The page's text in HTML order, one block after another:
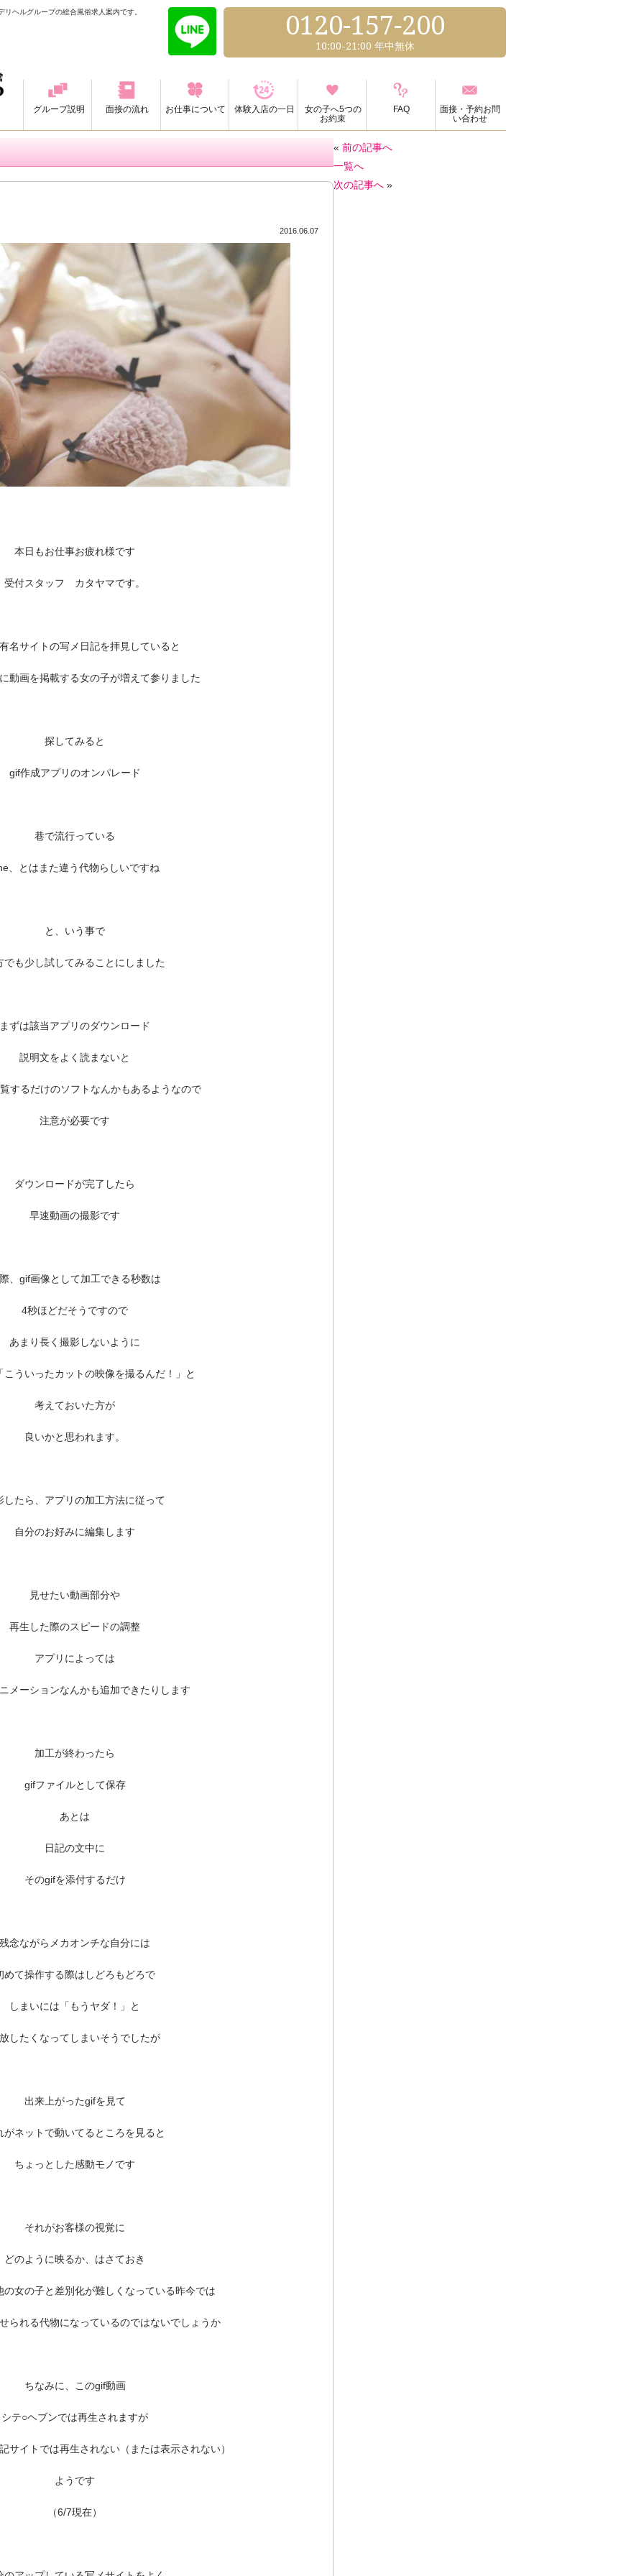
ヘルグループの総合風俗求人案内です。
グループ説明 面接の流れ お仕事について 体験入店の一日
女の子へ5つの
お約束
FAQ
面接・予約お問
い合わせ
0120-157-200
10:00-21:00 年中無休
2016.06.07
本日もお仕事お疲れ様です
受付スタッフ カタヤマです。
名サイトの写メ日記を拝見していると
動画を掲載する女の子が増えて参りました
探してみると
gif作成アプリのオンパレード
巷で流行っている
、とはまた違う代物らしいですね
と、いう事で
でも少し試してみることにしました
まずは該当アプリのダウンロード
説明文をよく読まないと
するだけのソフトなんかもあるようなので
注意が必要です
ダウンロードが完了したら
早速動画の撮影です
、gif画像として加工できる秒数は
4秒ほどだそうですので
あまり長く撮影しないように
こういったカットの映像を撮るんだ！」と
考えておいた方が
良いかと思われます。
したら、アプリの加工方法に従って
自分のお好みに編集します
見せたい動画部分や
再生した際のスピードの調整
アプリによっては
メーションなんかも追加できたりします
加工が終わったら
gifファイルとして保存
あとは
日記の文中に
そのgifを添付するだけ
残念ながらメカオンチな自分には
めて操作する際はしどろもどろで
しまいには「もうヤダ！」と
したくなってしまいそうでしたが
出来上がったgifを見て
がネットで動いてるところを見ると
ちょっとした感動モノです
それがお客様の視覚に
どのように映るか、はさておき
の女の子と差別化が難しくなっている昨今では
られる代物になっているのではないでしょうか
ちなみに、このgif動画
シテ○ヘブンでは再生されますが
サイトでは再生されない（または表示されない）
ようです
（6/7現在）
« 前の記事へ
一覧へ
次の記事へ »